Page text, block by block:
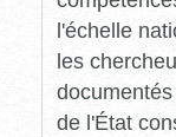
l'échelle
les
de l'État